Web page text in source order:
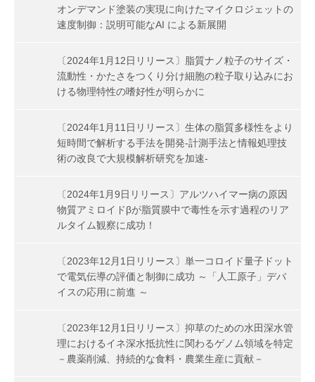
オンデマンド塗装の実現に向けたマイクロジェットの
速度制御：説明可能なAI による新展開
〔2024年1月12日リリース〕脂質ナノ粒子のサイズ・
流動性・かたさをつくり分け細胞の粒子取り込みにお
ける物理特性の嗜好性が明らかに
〔2024年1月11日リリース〕生体の脂質多様性をより
短時間で解析する手法を開発-計測手法と情報処理技
術の改良で大規模解析研究を加速-
〔2024年1月9日リリース〕アルツハイマー病の原因
物質アミロイドβが脂質膜中で毒性を示す過程のリア
ルタイム観察に成功！
〔2023年12月1日リリース〕単一コロイド量子ドット
で電気伝導の評価と制御に成功 ～「人工原子」デバ
イスの応用に前進 ～
〔2023年12月1日リリース〕抑草のための水田深水管
理におけるイネ深水抵抗性に関わるゲノム領域を特定
－農薬削減、持続的な食料・農業生産に貢献－